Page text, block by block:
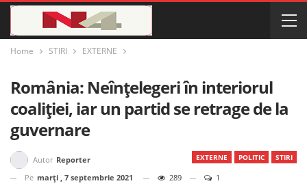
Home STIRI EXTERNE
România: Neînțelegeri în interiorul
coaliției, iar un partid se retrage de la
guvernare
EXTERNE POLITIC STIRI
Autor Reporter
Pe marți , 7 septembrie 2021 289 1